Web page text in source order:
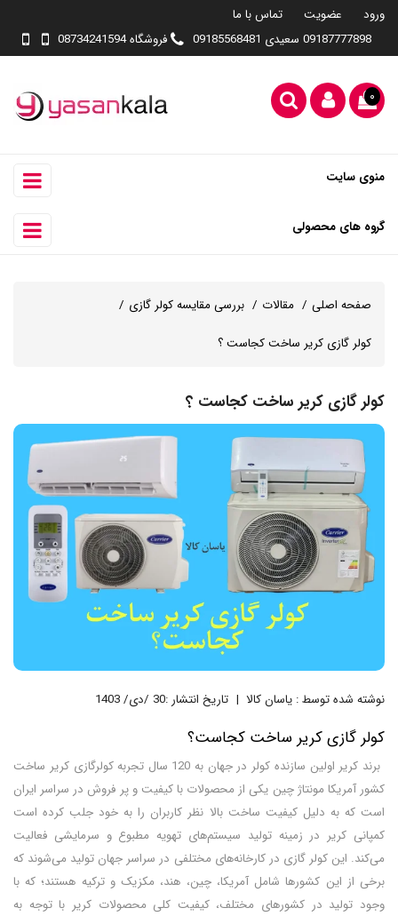
ورود عضویت
تماس با ما
09187777898 سعیدی 09185568481
فروشگاه 08734241594
۰
منوی سایت
گروه های محصولی
صفحه اصلی مقالات بررسی مقایسه کولر گازی
کولر گازی کریر ساخت کجاست ؟
کولر گازی کریر ساخت کجاست ؟
نوشته شده توسط : یاسان کالا تاریخ انتشار :30 /دی/ 1403
کولر گازی کریر ساخت کجاست؟
برند کریر اولین سازنده کولر در جهان به 120 سال تجربه کولرگازی کریر ساخت
کشور آمریکا مونتاژ چین یکی از محصولات با کیفیت و پر فروش در سراسر ایران
است که به دلیل کیفیت ساخت بالا نظر کاربران را به خود جلب کرده است
کمپانی کریر در زمینه تولید سیستم‌های تهویه مطبوع و سرمایشی فعالیت
می‌کند. این کولر گازی در کارخانه‌های مختلفی در سراسر جهان تولید می‌شوند که
برخی از این کشورها شامل آمریکا، چین، هند، مکزیک و ترکیه هستند؛ که با
وجود تولید در کشورهای مختلف، کیفیت کلی محصولات کریر با توجه به